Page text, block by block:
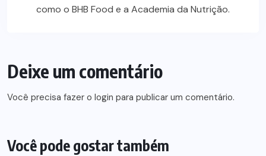
como o BHB Food e a Academia da Nutrição.
Deixe um comentário
Você precisa fazer o login para publicar um comentário.
Você pode gostar também